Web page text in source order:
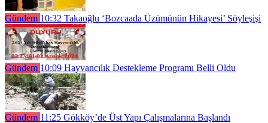
Gündem 10:32 Takaoğlu ‘Bozcaada Üzümünün Hikayesi’ Söyleşişi
Gündem 10:09 Hayvancılık Destekleme Programı Belli Oldu
Gündem 11:25 Gökköy’de Üst Yapı Çalışmalarına Başlandı